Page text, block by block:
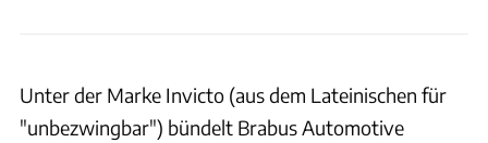
Unter der Marke Invicto (aus dem Lateinischen für
"unbezwingbar") bündelt Brabus Automotive